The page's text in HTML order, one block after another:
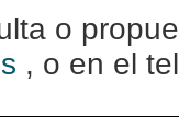
o
, o en el